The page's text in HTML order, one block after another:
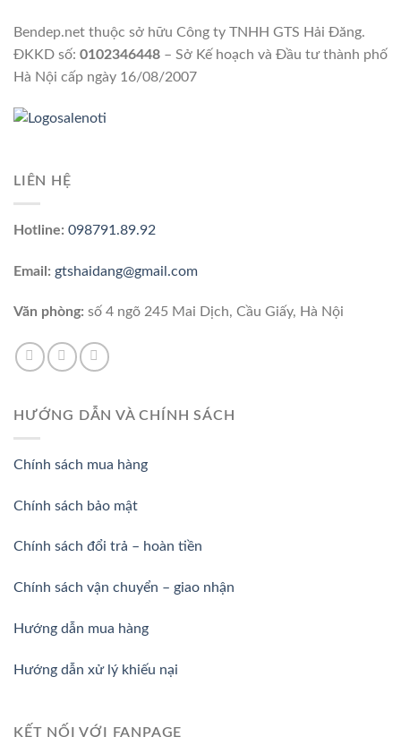
Bendep.net thuộc sở hữu Công ty TNHH GTS Hải Đăng.
ĐKKD số: 0102346448 – Sở Kế hoạch và Đầu tư thành phố
Hà Nội cấp ngày 16/08/2007
LIÊN HỆ
Hotline: 098791.89.92
Email: gtshaidang@gmail.com
Văn phòng: số 4 ngõ 245 Mai Dịch, Cầu Giấy, Hà Nội
HƯỚNG DẪN VÀ CHÍNH SÁCH
Chính sách mua hàng
Chính sách bảo mật
Chính sách đổi trả – hoàn tiền
Chính sách vận chuyển – giao nhận
Hướng dẫn mua hàng
Hướng dẫn xử lý khiếu nại
KẾT NỐI VỚI FANPAGE